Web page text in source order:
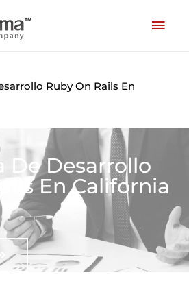
Ruby On Rails En
De Desarrollo
En California